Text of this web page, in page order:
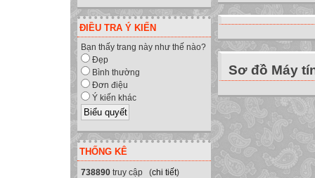
ĐIỀU TRA Ý KIẾN
Bạn thấy trang này như thế nào?
Đẹp
Bình thường
Đơn điệu
Ý kiến khác
THỐNG KÊ
738890 truy cập (chi tiết)
Sơ đồ Máy